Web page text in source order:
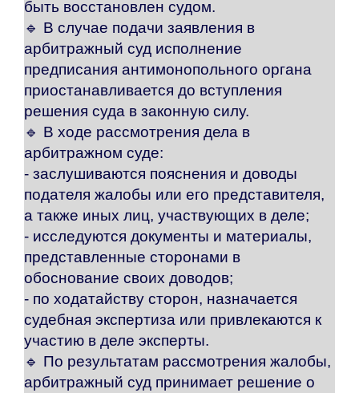
быть восстановлен судом.
🔹 В случае подачи заявления в
арбитражный суд исполнение
предписания антимонопольного органа
приостанавливается до вступления
решения суда в законную силу.
🔹 В ходе рассмотрения дела в
арбитражном суде:
- заслушиваются пояснения и доводы
подателя жалобы или его представителя,
а также иных лиц, участвующих в деле;
- исследуются документы и материалы,
представленные сторонами в
обоснование своих доводов;
- по ходатайству сторон, назначается
судебная экспертиза или привлекаются к
участию в деле эксперты.
🔹 По результатам рассмотрения жалобы,
арбитражный суд принимает решение о